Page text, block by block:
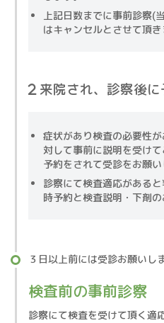
上記日数までに事前診察(
はキャンセルとさせて頂き
来院され、診察後に
症状があり検査の必要性
対して事前に説明を受け
予約をされて受診をお願い
診察にて検査適応がある
時予約と検査説明・下剤の
３日以上前には受診お願いし
検査前の事前診察
診察にて検査を受けて頂く適